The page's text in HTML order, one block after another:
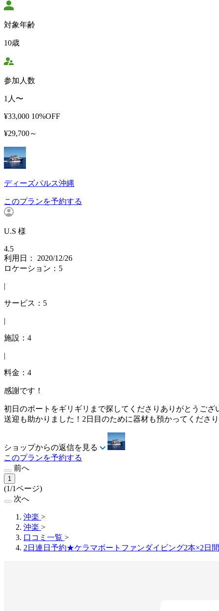
対象年齢
10歳
参加人数
1人〜
¥33,000 10%OFF
¥29,700～
ディーズパルス沖縄
このプランを予約する
U.S 様
4.5
利用日： 2020/12/26
ロケーション：5
|
サービス：5
|
施設：4
|
料金：4
感謝です！
初日のボートをギリギリまで探してくださりありがとうご
送迎も助かりました！2日目のために器材も預かってくださ
ショップからの返信を見る
このプランを予約する
前へ
1
(1/1ページ)
次へ
沖楽 >
沖楽 >
口コミ一覧 >
2日連日予約★ケラマボートファンダイビング2本×2日